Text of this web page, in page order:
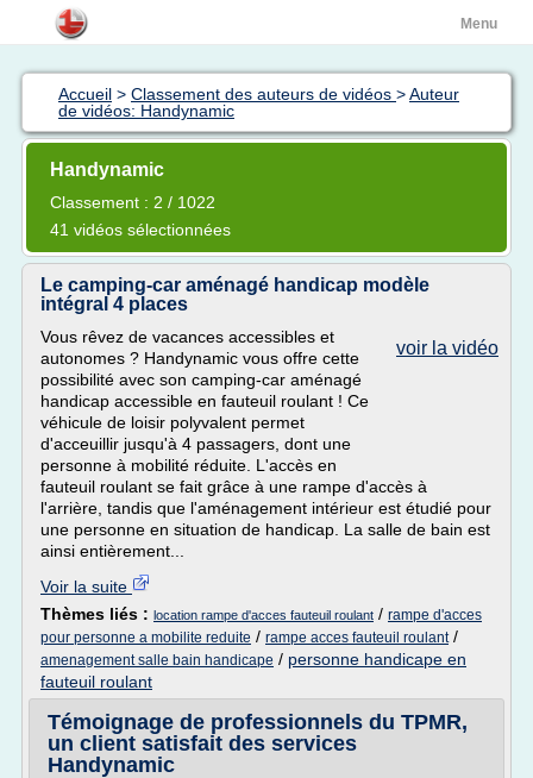
Menu
Accueil > Classement des auteurs de vidéos >Auteur
de vidéos: Handynamic
Handynamic
Classement : 2 / 1022
41 vidéos sélectionnées
Le camping-car aménagé handicap modèle
intégral 4 places
voir la vidéo
Vous rêvez de vacances accessibles et
autonomes ? Handynamic vous offre cette
possibilité avec son camping-car aménagé
handicap accessible en fauteuil roulant ! Ce
véhicule de loisir polyvalent permet
d'acceuillir jusqu'à 4 passagers, dont une
personne à mobilité réduite. L'accès en
fauteuil roulant se fait grâce à une rampe d'accès à
l'arrière, tandis que l'aménagement intérieur est étudié pour
une personne en situation de handicap. La salle de bain est
ainsi entièrement...
Voir la suite
Thèmes liés : location rampe d'acces fauteuil roulant / rampe d'acces
pour personne a mobilite reduite / rampe acces fauteuil roulant/
amenagement salle bain handicape / personne handicape en
fauteuil roulant
Témoignage de professionnels du TPMR,
un client satisfait des services
Handynamic